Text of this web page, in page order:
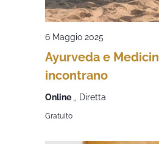
Ayurveda e
incontrano
6 Maggio 2025
Online ,, Diretta
Gratuito